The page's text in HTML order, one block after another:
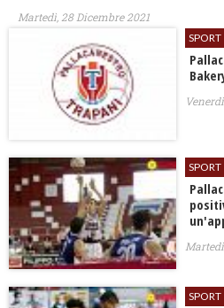
Martedì, 28 Dicembre 2021
SPORT
SPORT
SPORT